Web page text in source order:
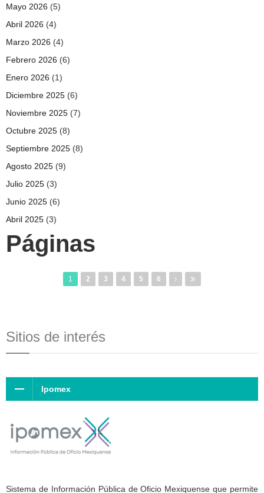
Mayo 2026 (5)
Abril 2026 (4)
Marzo 2026 (4)
Febrero 2026 (6)
Enero 2026 (1)
Diciembre 2025 (6)
Noviembre 2025 (7)
Octubre 2025 (8)
Septiembre 2025 (8)
Agosto 2025 (9)
Julio 2025 (3)
Junio 2025 (6)
Abril 2025 (3)
Páginas
1 2 3 4 5 6
Sitios de interés
Ipomex
Sistema de Información Pública de Oficio Mexiquense que permite